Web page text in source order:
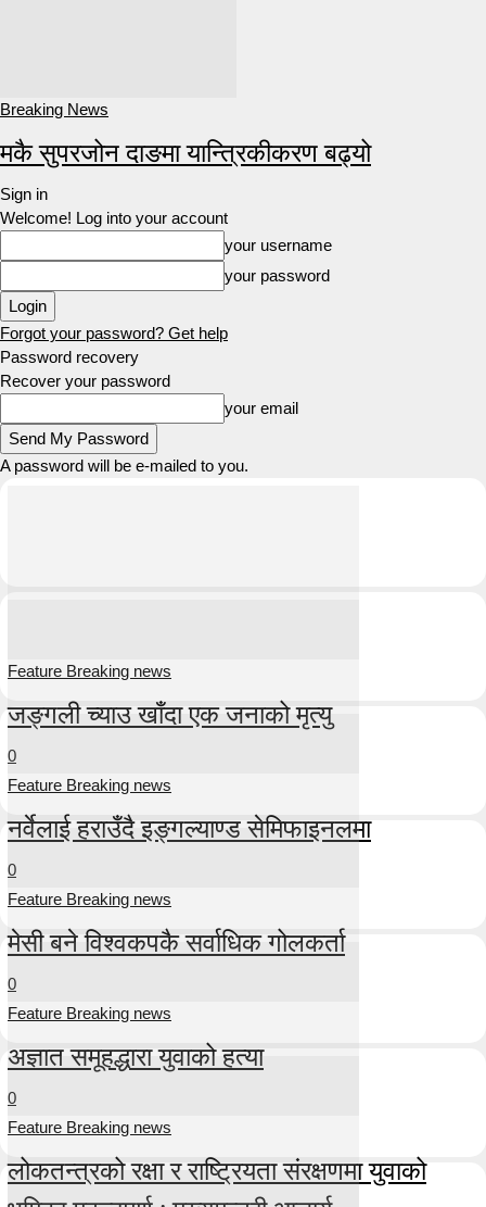
Breaking News
मकै सुपरजोन दाङमा यान्त्रिकीकरण बढ्यो
Sign in
Welcome! Log into your account
your username
your password
Forgot your password? Get help
Password recovery
Recover your password
your email
A password will be e-mailed to you.
Feature Breaking news
जङ्गली च्याउ खाँदा एक जनाको मृत्यु
0
Feature Breaking news
नर्वेलाई हराउँदै इङ्गल्याण्ड सेमिफाइनलमा
0
Feature Breaking news
मेसी बने विश्वकपकै सर्वाधिक गोलकर्ता
0
Feature Breaking news
अज्ञात समूहद्धारा युवाको हत्या
0
Feature Breaking news
लोकतन्त्रको रक्षा र राष्ट्रियता संरक्षणमा युवाको